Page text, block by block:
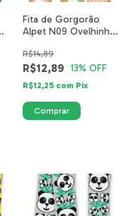
Fita de Gorgorão
Alpet N09 Ovelhinha
40mm
R$12,89
R$14,89
13% OFF
R$12,25 com Pix